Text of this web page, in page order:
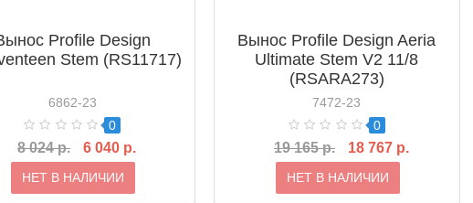
Profile Design
Stem (RS11717)
6862-23
0
8 024 р. 6 040 р.
НЕТ В НАЛИЧИИ
Вынос Profile Design Aeria
Ultimate Stem V2 11/8
(RSARA273)
7472-23
0
19 165 р. 18 767 р.
НЕТ В НАЛИЧИИ